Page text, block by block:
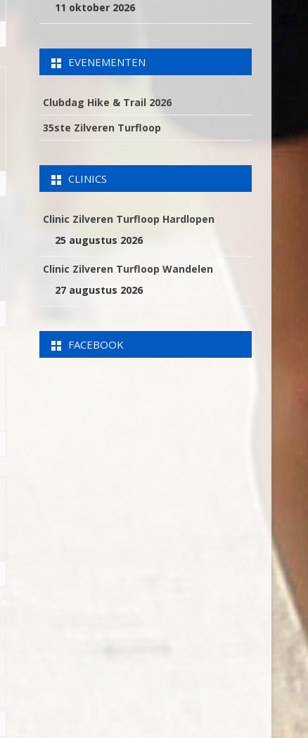
11 oktober 2026
EVENEMENTEN
Clubdag Hike & Trail 2026
35ste Zilveren Turfloop
CLINICS
Clinic Zilveren Turfloop Hardlopen
25 augustus 2026
Clinic Zilveren Turfloop Wandelen
27 augustus 2026
FACEBOOK